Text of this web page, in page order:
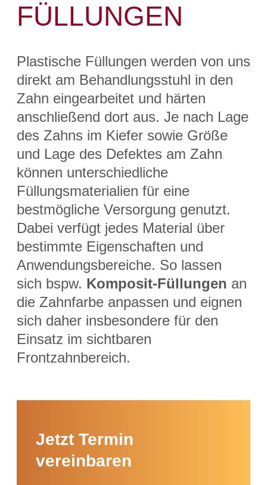
FÜLLUNGEN
Plastische Füllungen werden von uns
direkt am Behandlungsstuhl in den
Zahn eingearbeitet und härten
anschließend dort aus. Je nach Lage
des Zahns im Kiefer sowie Größe
und Lage des Defektes am Zahn
können unterschiedliche
Füllungsmaterialien für eine
bestmögliche Versorgung genutzt.
Dabei verfügt jedes Material über
bestimmte Eigenschaften und
Anwendungsbereiche. So lassen
sich bspw. Komposit-Füllungen an
die Zahnfarbe anpassen und eignen
sich daher insbesondere für den
Einsatz im sichtbaren
Frontzahnbereich.
Jetzt Termin
vereinbaren